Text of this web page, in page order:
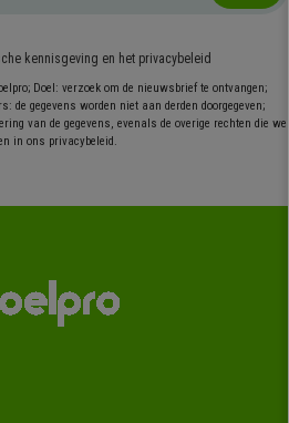
kennisgeving en het privacybeleid
Doel: verzoek om de nieuwsbrief te ontvangen;
de gegevens worden niet aan derden doorgegeven;
van de gegevens, evenals de overige rechten die we
in ons privacybeleid.